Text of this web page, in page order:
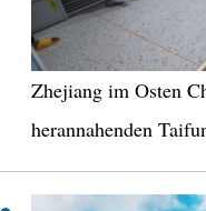
Zhejiang im Osten
herannahenden